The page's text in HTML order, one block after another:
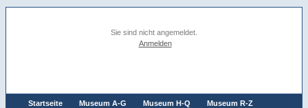
Sie sind nicht angemeldet.
Anmelden
Startseite Museum A-G Museum H-Q Museum R-Z